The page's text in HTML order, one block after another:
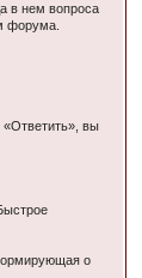
в нем вопроса
форума.
«Ответить», вы
о